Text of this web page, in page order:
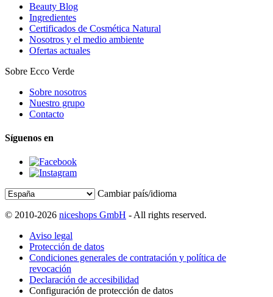
Beauty Blog
Ingredientes
Certificados de Cosmética Natural
Nosotros y el medio ambiente
Ofertas actuales
Sobre Ecco Verde
Sobre nosotros
Nuestro grupo
Contacto
Síguenos en
Cambiar país/idioma
© 2010-2026 niceshops GmbH - All rights reserved.
Aviso legal
Protección de datos
Condiciones generales de contratación y política de
revocación
Declaración de accesibilidad
Configuración de protección de datos